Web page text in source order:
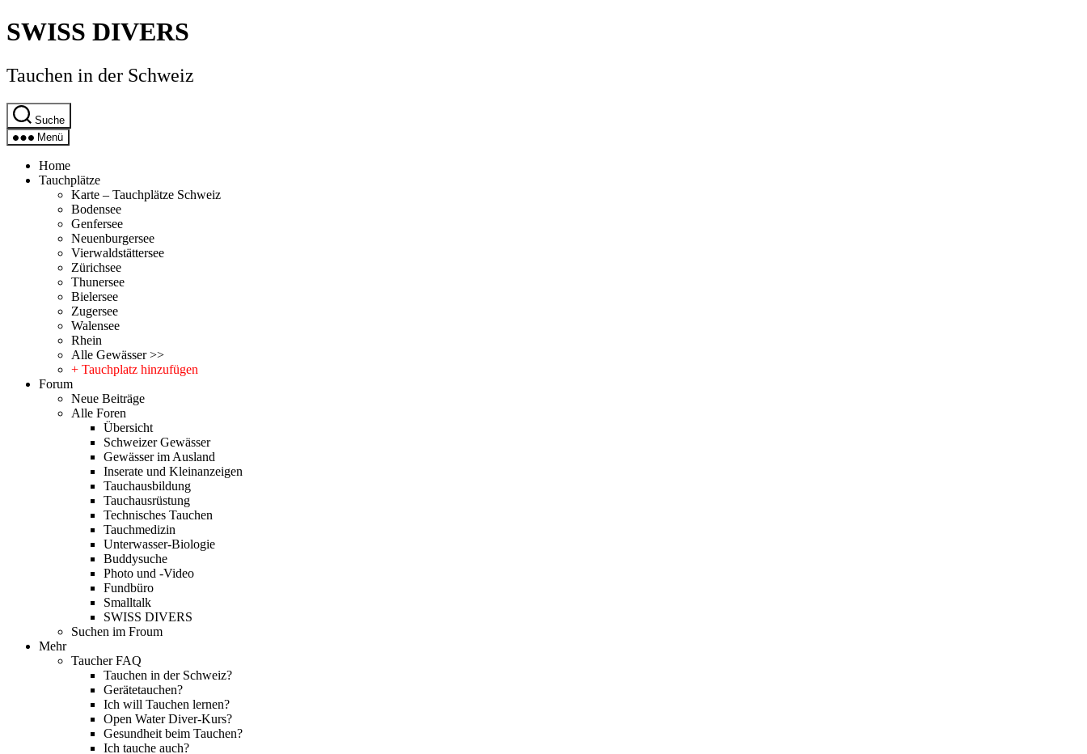
Direkt
zum
wechseln
SWISS DIVERS
Tauchen in der Schweiz
Suche
Menü
Home
Tauchplätze
Karte – Tauchplätze Schweiz
Bodensee
Genfersee
Neuenburgersee
Vierwaldstättersee
Zürichsee
Thunersee
Bielersee
Zugersee
Walensee
Rhein
Alle Gewässer >>
+ Tauchplatz hinzufügen
Forum
Neue Beiträge
Alle Foren
Übersicht
Schweizer Gewässer
Gewässer im Ausland
Inserate und Kleinanzeigen
Tauchausbildung
Tauchausrüstung
Technisches Tauchen
Tauchmedizin
Unterwasser-Biologie
Buddysuche
Photo und -Video
Fundbüro
Smalltalk
SWISS DIVERS
Suchen im Froum
Mehr
Taucher FAQ
Tauchen in der Schweiz?
Gerätetauchen?
Ich will Tauchen lernen?
Open Water Diver-Kurs?
Gesundheit beim Tauchen?
Ich tauche auch?